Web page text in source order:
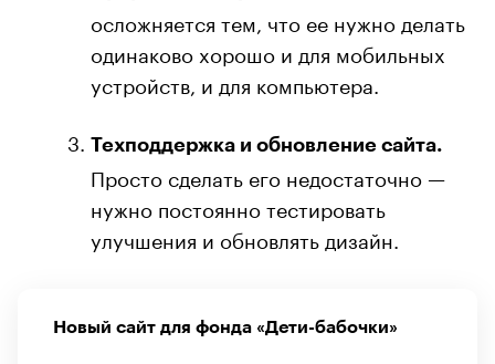
осложняется тем, что ее нужно делать
одинаково хорошо и для мобильных
устройств, и для компьютера.
Техподдержка и обновление сайта.
Просто сделать его недостаточно —
нужно постоянно тестировать
улучшения и обновлять дизайн.
Новый сайт для фонда «Дети-бабочки»